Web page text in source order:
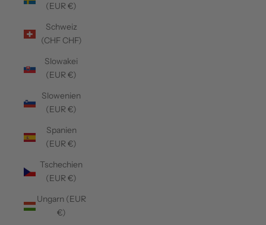
(EUR €)
Schweiz
(CHF CHF)
Slowakei
(EUR €)
Slowenien
(EUR €)
Spanien
(EUR €)
Tschechien
(EUR €)
Ungarn (EUR
€)